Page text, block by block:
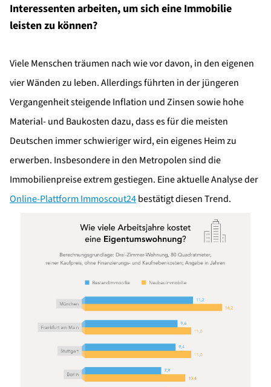
Interessenten arbeiten, um sich eine Immobilie
leisten zu können?
Viele Menschen träumen nach wie vor davon, in den eigenen
vier Wänden zu leben. Allerdings führten in der jüngeren
Vergangenheit steigende Inflation und Zinsen sowie hohe
Material- und Baukosten dazu, dass es für die meisten
Deutschen immer schwieriger wird, ein eigenes Heim zu
erwerben. Insbesondere in den Metropolen sind die
Immobilienpreise extrem gestiegen. Eine aktuelle Analyse der
Online-Plattform Immoscout24bestätigt diesen Trend.